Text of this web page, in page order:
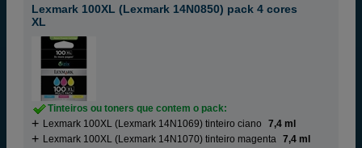
Lexmark 100XL (Lexmark 14N0850) pack 4 cores
XL
Tinteiros ou toners que contem o pack:
Lexmark 100XL (Lexmark 14N1069) tinteiro ciano
7,4 ml
Lexmark 100XL (Lexmark 14N1070) tinteiro magenta 7,4 ml